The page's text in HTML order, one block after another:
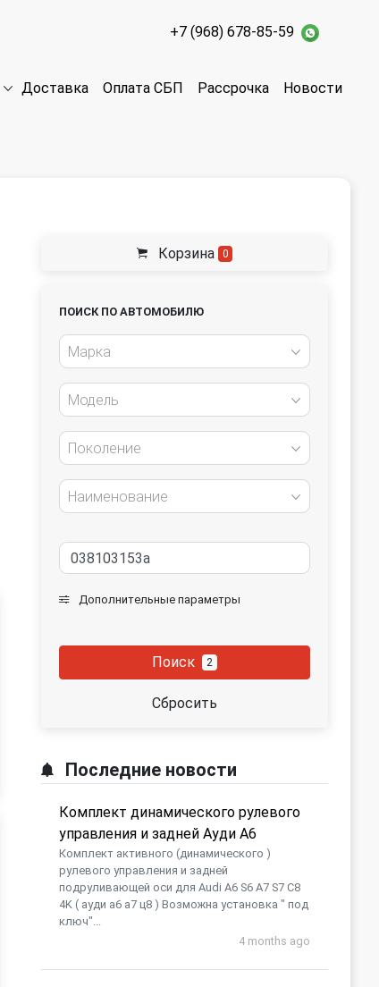
+7 (968) 678-85-59
Доставка Оплата СБП Рассрочка Новости
Корзина 0
ПОИСК ПО АВТОМОБИЛЮ
Марка
Модель
Поколение
Наименование
Дополнительные параметры
Поиск 2
Сбросить
Последние новости
Комплект динамического рулевого
управления и задней Ауди А6
Комплект активного (динамического )
рулевого управления и задней
подруливающей оси для Audi A6 S6 A7 S7 C8
4K ( ауди а6 а7 ц8 ) Возможна установка " под
ключ"...
4 months ago